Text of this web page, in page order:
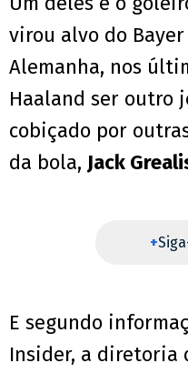
virou alvo do
Alemanha, nos
Haaland ser outro
cobiçado por
da bola, Jack
+
E segundo
Insider, a diretoria